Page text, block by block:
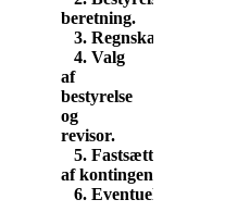
beretning.
3. Regnskab.
4. Valg
af
bestyrelse
og
revisor.
5. Fastsættelse
af kontingent.
6. Eventuelt.